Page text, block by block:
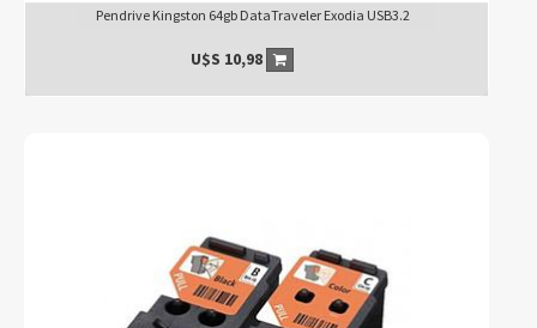
Pendrive Kingston 64gb DataTraveler Exodia USB3.2
U$S 10,98